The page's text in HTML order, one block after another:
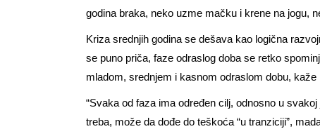
godina braka, neko uzme mačku i krene na jogu,
Kriza srednjih godina se dešava kao logična
se puno priča, faze odraslog doba se retko
mladom, srednjem i kasnom odraslom dobu,
“Svaka od faza ima određen cilj, odnosno u
treba, može da dođe do teškoća “u tranziciji”,